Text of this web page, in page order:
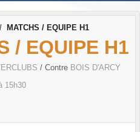
MATCHS / EQUIPE H1
/ EQUIPE H1
/ Contre BOIS D'ARCY
15h30